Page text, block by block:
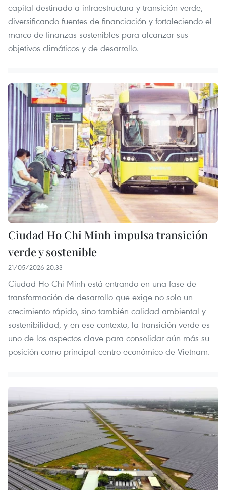
capital destinado a infraestructura y transición verde,
diversificando fuentes de financiación y fortaleciendo el
marco de finanzas sostenibles para alcanzar sus
objetivos climáticos y de desarrollo.
Ciudad Ho Chi Minh impulsa transición
verde y sostenible
21/05/2026 20:33
Ciudad Ho Chi Minh está entrando en una fase de
transformación de desarrollo que exige no solo un
crecimiento rápido, sino también calidad ambiental y
sostenibilidad, y en ese contexto, la transición verde es
uno de los aspectos clave para consolidar aún más su
posición como principal centro económico de Vietnam.